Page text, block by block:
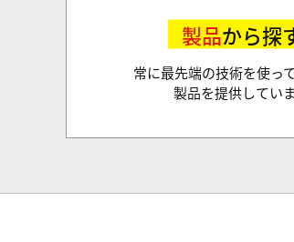
製品から探
常に最先端の技術を使っ
製品を提供してい